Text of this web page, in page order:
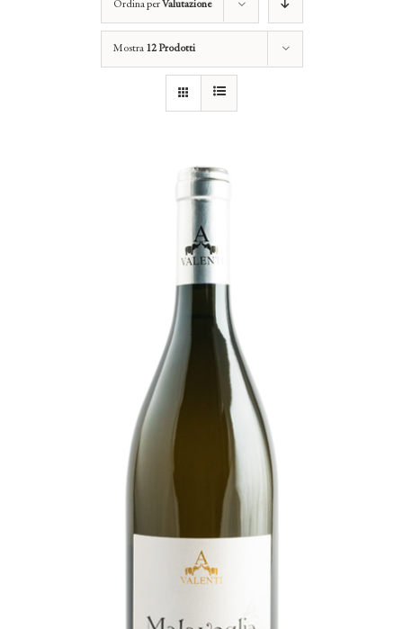
Ordina perValutazione
Mostra 12 Prodotti